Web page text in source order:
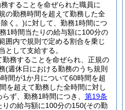
することを命ぜられた職員に
の勤務時間を超えて勤務した全
く。)に対して、勤務1時間につ
1時間当たりの給与額に100分の
囲内で規則で定める割合を乗じ
として支給する。
務することを命ぜられ、正規の
(週休日における勤務のうち規則
間が1か月について60時間を超
を超えて勤務した全時間に対し
ず、勤務1時間につき、 第19条
の給与額に100分の150(その勤